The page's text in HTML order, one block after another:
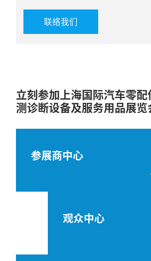
联络我们
立刻参加上海国际汽车零
测诊断设备及服务用品展览
参展商中心
观众中心